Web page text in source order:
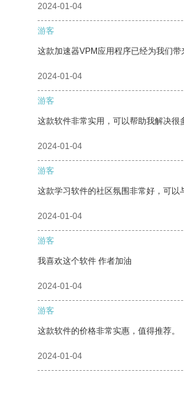
2024-01-04
游客
这款加速器VPM应用程序已经为我们带
2024-01-04
游客
这款软件非常实用，可以帮助我解决很
2024-01-04
游客
这款学习软件的社区氛围非常好，可以
2024-01-04
游客
我喜欢这个软件 作者加油
2024-01-04
游客
这款软件的价格非常实惠，值得推荐。
2024-01-04